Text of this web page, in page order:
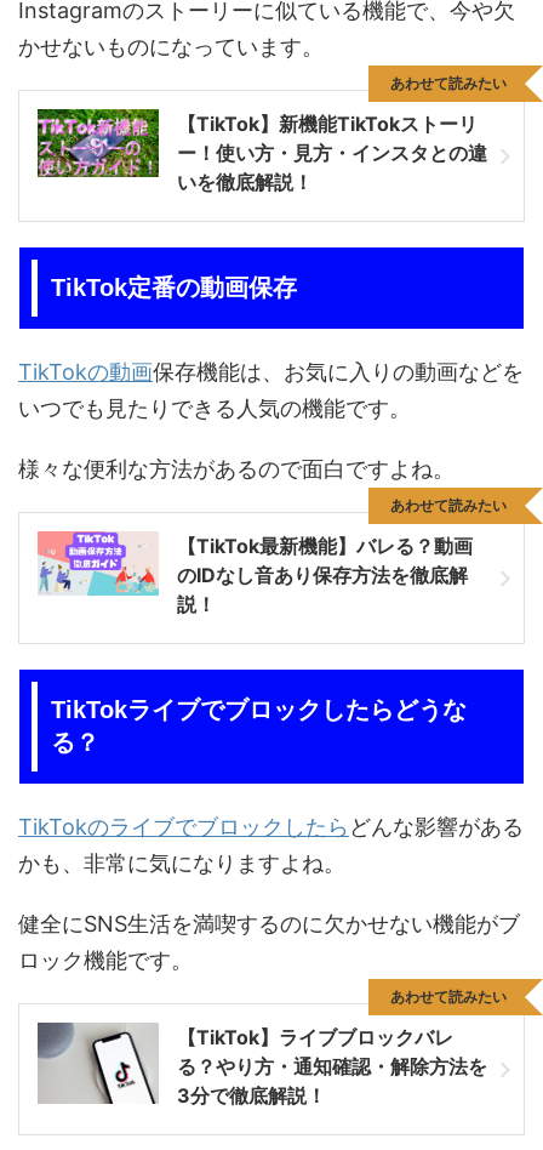
Instagramのストーリーに似ている機能で、今や欠
かせないものになっています。
【TikTok】新機能TikTokストーリ
ー！使い方・見方・インスタとの違
いを徹底解説！
あわせて読みたい
TikTok定番の動画保存
TikTokの動画保存機能は、お気に入りの動画などを
いつでも見たりできる人気の機能です。
様々な便利な方法があるので面白ですよね。
【TikTok最新機能】バレる？動画
のIDなし音あり保存方法を徹底解
説！
あわせて読みたい
TikTokライブでブロックしたらどうな
る？
TikTokのライブでブロックしたら どんな影響がある
かも、非常に気になりますよね。
健全にSNS生活を満喫するのに欠かせない機能がブ
ロック機能です。
【TikTok】ライブブロックバレ
る？やり方・通知確認・解除方法を
3分で徹底解説！
あわせて読みたい